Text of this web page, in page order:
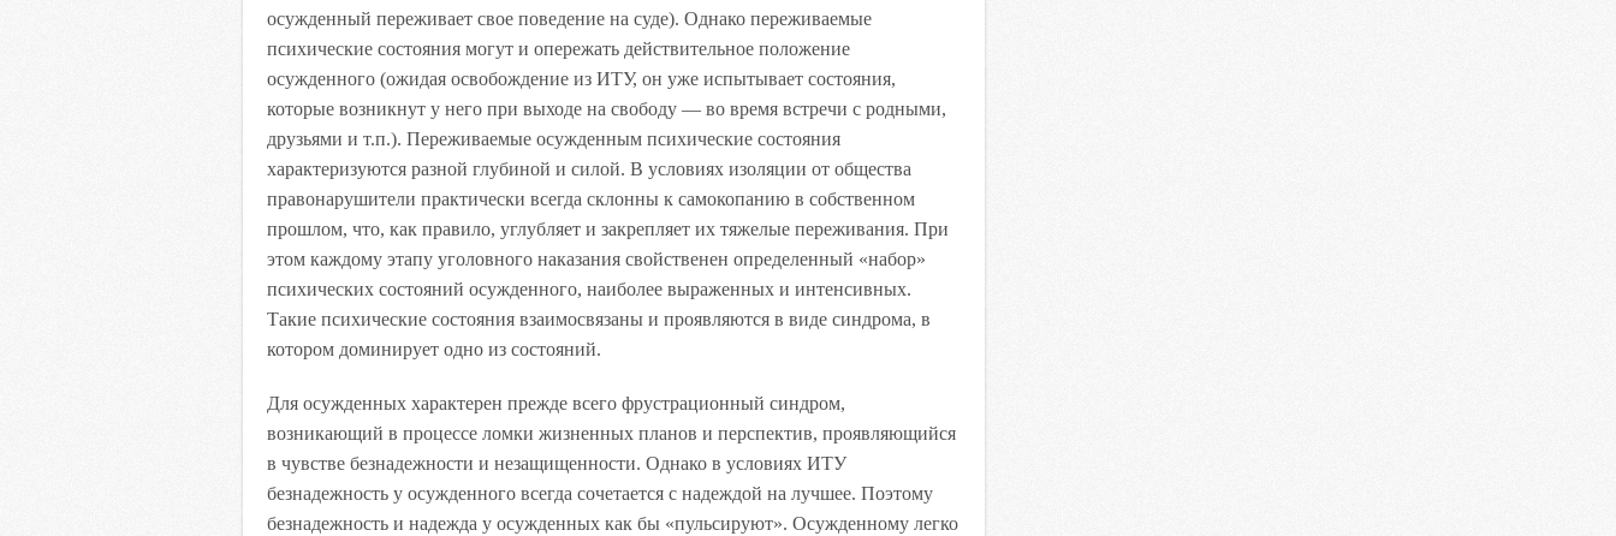
осужденный переживает свое поведение на суде). Однако переживаемые
психические состояния могут и опережать действительное положение
осужденного (ожидая освобождение из ИТУ, он уже испытывает состояния,
которые возникнут у него при выходе на свободу — во время встречи с родными,
друзьями и т.п.). Переживаемые осужденным психические состояния
характеризуются разной глубиной и силой. В условиях изоляции от общества
правонарушители практически всегда склонны к самокопанию в собственном
прошлом, что, как правило, углубляет и закрепляет их тяжелые переживания. При
этом каждому этапу уголовного наказания свойственен определенный «набор»
психических состояний осужденного, наиболее выраженных и интенсивных.
Такие психические состояния взаимосвязаны и проявляются в виде синдрома, в
котором доминирует одно из состояний.
Для осужденных характерен прежде всего фрустрационный синдром,
возникающий в процессе ломки жизненных планов и перспектив, проявляющийся
в чувстве безнадежности и незащищенности. Однако в условиях ИТУ
безнадежность у осужденного всегда сочетается с надеждой на лучшее. Поэтому
безнадежность и надежда у осужденных как бы «пульсируют». Осужденному легко